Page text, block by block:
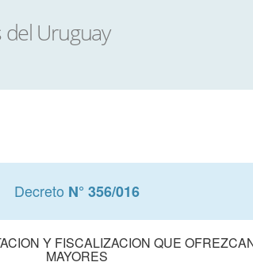
Decreto N° 356/016
Y FISCALIZACION QUE
MAYORES